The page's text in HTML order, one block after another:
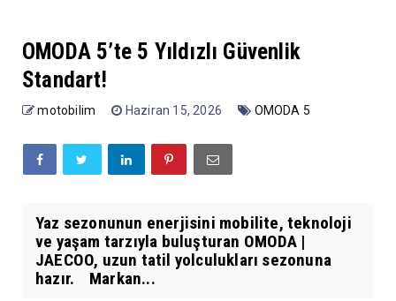
OMODA 5’te 5 Yıldızlı Güvenlik
Standart!
motobilim Haziran 15, 2026 OMODA 5
Yaz sezonunun enerjisini mobilite, teknoloji
ve yaşam tarzıyla buluşturan OMODA |
JAECOO, uzun tatil yolculukları sezonuna
hazır. Markan...